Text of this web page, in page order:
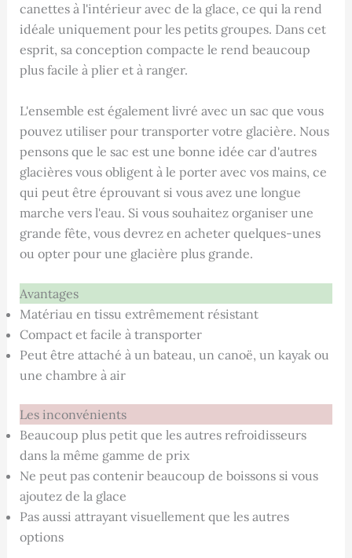
canettes à l'intérieur avec de la glace, ce qui la rend
idéale uniquement pour les petits groupes. Dans cet
esprit, sa conception compacte le rend beaucoup
plus facile à plier et à ranger.
L'ensemble est également livré avec un sac que vous
pouvez utiliser pour transporter votre glacière. Nous
pensons que le sac est une bonne idée car d'autres
glacières vous obligent à le porter avec vos mains, ce
qui peut être éprouvant si vous avez une longue
marche vers l'eau. Si vous souhaitez organiser une
grande fête, vous devrez en acheter quelques-unes
ou opter pour une glacière plus grande.
Avantages
Matériau en tissu extrêmement résistant
Compact et facile à transporter
Peut être attaché à un bateau, un canoë, un kayak ou
une chambre à air
Les inconvénients
Beaucoup plus petit que les autres refroidisseurs
dans la même gamme de prix
Ne peut pas contenir beaucoup de boissons si vous
ajoutez de la glace
Pas aussi attrayant visuellement que les autres
options